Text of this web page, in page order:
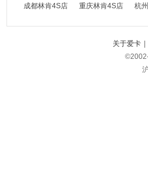
成都林肯4S店
重庆林肯4S店 杭
关于爱卡 |